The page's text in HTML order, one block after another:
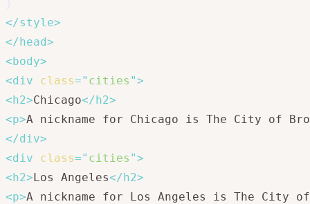
</style>
</head>
<body>
<div class=" cities ">
<h2>Chicago</h2>
<p>A nickname for Chicago is The City of
</div>
<div class=" cities ">
<h2>Los Angeles</h2>
<p>A nickname for Los Angeles is The City